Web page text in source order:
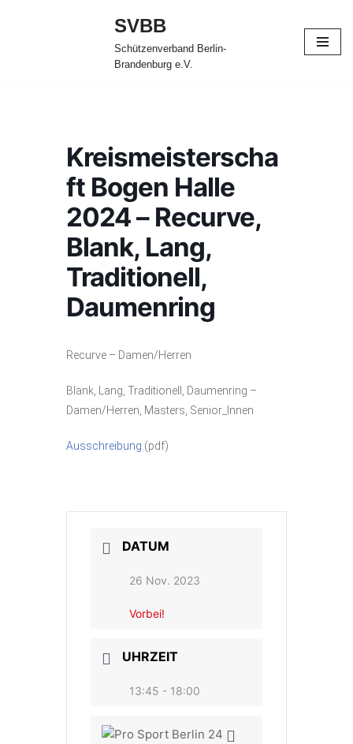
SVBB
Schützenverband Berlin-
Brandenburg e.V.
Kreismeisterscha
ft Bogen Halle
2024 – Recurve,
Blank, Lang,
Traditionell,
Daumenring
Recurve – Damen/Herren
Blank, Lang, Traditionell, Daumenring –
Damen/Herren, Masters, Senior_Innen
Ausschreibung (pdf)
DATUM
26 Nov. 2023
Vorbei!
UHRZEIT
13:45 - 18:00